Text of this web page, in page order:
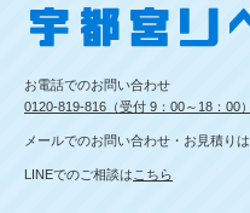
お電話でのお問い合わせ
0120-819-816（受付 9：00～18：00）
メールでのお問い合わせ・お見積りは
LINEでのご相談は こちら